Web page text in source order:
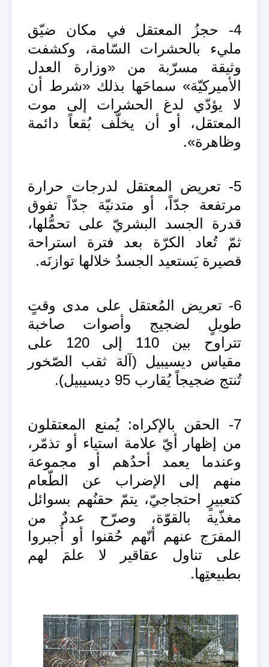
4- حجزُ المعتقل في مكان ضيّق
مليء بالحشرات السّامة، وكشفت
وثيقة مسرّبة من «وزارة العدل
الأميركيّة» سماحَها بذلك «شرط أن
لا يؤدّي لدغ الحشرات إلى موت
المعتقل، أو أن يخلّف بُقعاً دائمة
وظاهرة».
5- تعريض المعتقل لدرجات حرارة
مرتفعة جدّاً، أو متدنيّة جدّاً تفوق
قدرة الجسد البشريّ على تحمُّلها،
ثمّ تُعاد الكرّة بعد فترة استراحة
قصيرة يَستعيد الجسدُ خلالها توازنَه.
6- تعريض المُعتقل على مدى وقتٍ
طويلٍ لضجيج وأصوات صاخبة
تتراوح بين 110 إلى 120 على
مقياس ديسيبيل (آلة ثقب الصّخور
تُنتج ضجيجاً يُقارب 95 ديسيبيل).
7- الحقن بالإكراه: يُمنع المعتقلون
من إظهار أيّ علامة استياء أو تذمّر،
وعندما يعمد أحدُهم أو مجموعة
منهم إلى الإضراب عن الطّعام
كتعبيرٍ احتجاجيّ، يتمّ حقنُهم بسوائل
مغذّية بالقوّة، وصرّح عددٌ من
المفرَج عنهم أنّهم حُقنوا أو أُجبروا
على تناول عقاقير لا علمَ لهم
بطبيعتِها.